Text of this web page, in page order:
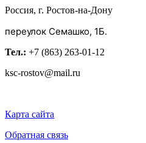
Россия, г. Ростов-на-Дону
переулок Семашко, 1Б.
Тел.: +7 (863) 263-01-12
ksc-rostov@mail.ru
Карта сайта
Обратная связь